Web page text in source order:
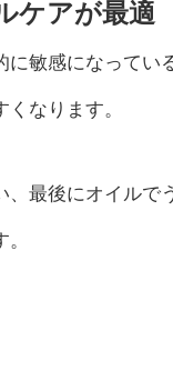
ケアが最適
に敏感になって
なります。
、最後にオイル